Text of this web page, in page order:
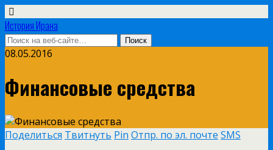
История Ирана
08.05.2016
Финансовые средства
Поделиться Твитнуть Pin Отпр. по эл. почте SMS